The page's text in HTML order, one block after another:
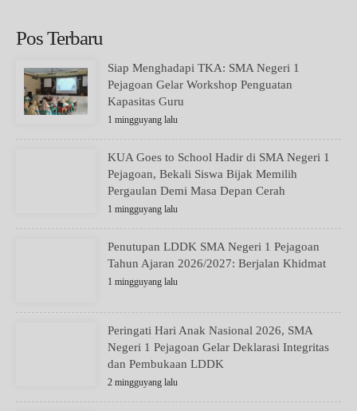
Pos Terbaru
Siap Menghadapi TKA: SMA Negeri 1
Pejagoan Gelar Workshop Penguatan
Kapasitas Guru
1 mingguyang lalu
KUA Goes to School Hadir di SMA Negeri 1
Pejagoan, Bekali Siswa Bijak Memilih
Pergaulan Demi Masa Depan Cerah
1 mingguyang lalu
Penutupan LDDK SMA Negeri 1 Pejagoan
Tahun Ajaran 2026/2027: Berjalan Khidmat
1 mingguyang lalu
Peringati Hari Anak Nasional 2026, SMA
Negeri 1 Pejagoan Gelar Deklarasi Integritas
dan Pembukaan LDDK
2 mingguyang lalu